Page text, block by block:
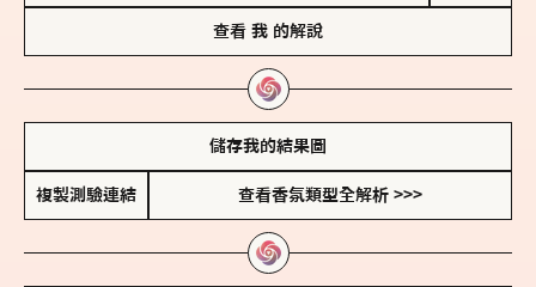
查看 我 的解說
儲存我的結果圖
複製測驗連結 查看香氛類型全解析 >>>